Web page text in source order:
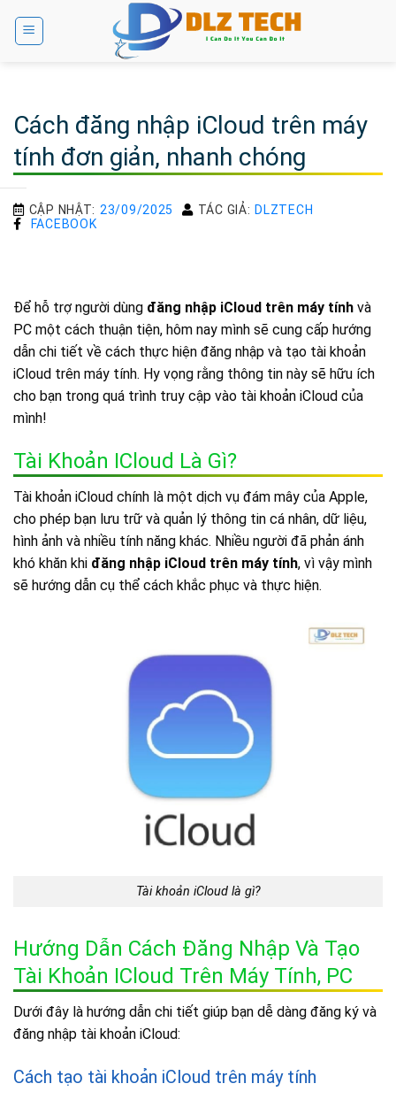
Cách đăng nhập iCloud trên máy
tính đơn giản, nhanh chóng
CẬP NHẬT: 23/09/2025 TÁC GIẢ: DLZTECH
FACEBOOK
Để hỗ trợ người dùng đăng nhập iCloud trên máy tính và
PC một cách thuận tiện, hôm nay mình sẽ cung cấp hướng
dẫn chi tiết về cách thực hiện đăng nhập và tạo tài khoản
iCloud trên máy tính. Hy vọng rằng thông tin này sẽ hữu ích
cho bạn trong quá trình truy cập vào tài khoản iCloud của
mình!
Tài Khoản ICloud Là Gì?
Tài khoản iCloud chính là một dịch vụ đám mây của Apple,
cho phép bạn lưu trữ và quản lý thông tin cá nhân, dữ liệu,
hình ảnh và nhiều tính năng khác. Nhiều người đã phản ánh
khó khăn khi đăng nhập iCloud trên máy tính, vì vậy mình
sẽ hướng dẫn cụ thể cách khắc phục và thực hiện.
Tài khoản iCloud là gì?
Hướng Dẫn Cách Đăng Nhập Và Tạo
Tài Khoản ICloud Trên Máy Tính, PC
Dưới đây là hướng dẫn chi tiết giúp bạn dễ dàng đăng ký và
đăng nhập tài khoản iCloud:
Cách tạo tài khoản iCloud trên máy tính